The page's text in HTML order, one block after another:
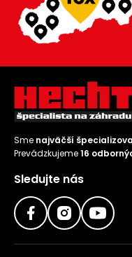
Sme najväčší
Prevádzkujeme16
Sledujte nás